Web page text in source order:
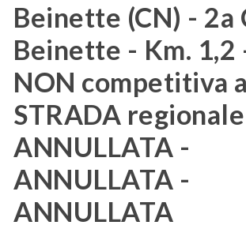
Beinette (CN) - 2a
Beinette - Km. 1,2
NON competitiva a
STRADA
ANNULLATA -
ANNULLATA -
ANNULLATA